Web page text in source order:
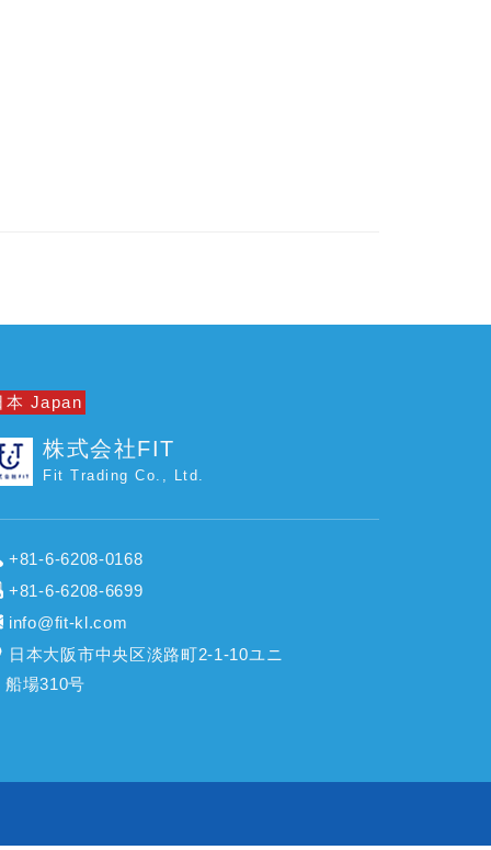
本 Japan
株式会社FIT
Fit Trading Co., Ltd.
+81-6-6208-0168
+81-6-6208-6699
info@fit-kl.com
日本大阪市中央区淡路町2-1-10ユニ
場310号